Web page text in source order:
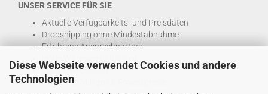
Diese Webseite verwendet Cookies und andere
Technologien
UNSER SERVICE FÜR SIE
Aktuelle Verfügbarkeits- und Preisdaten
Dropshipping ohne Mindestabnahme
Erfahrene Ansprechpartner
Hohe Warenverfügbarkeit
EDI & E-Rechnung
Attraktive Margen & Projektpreise